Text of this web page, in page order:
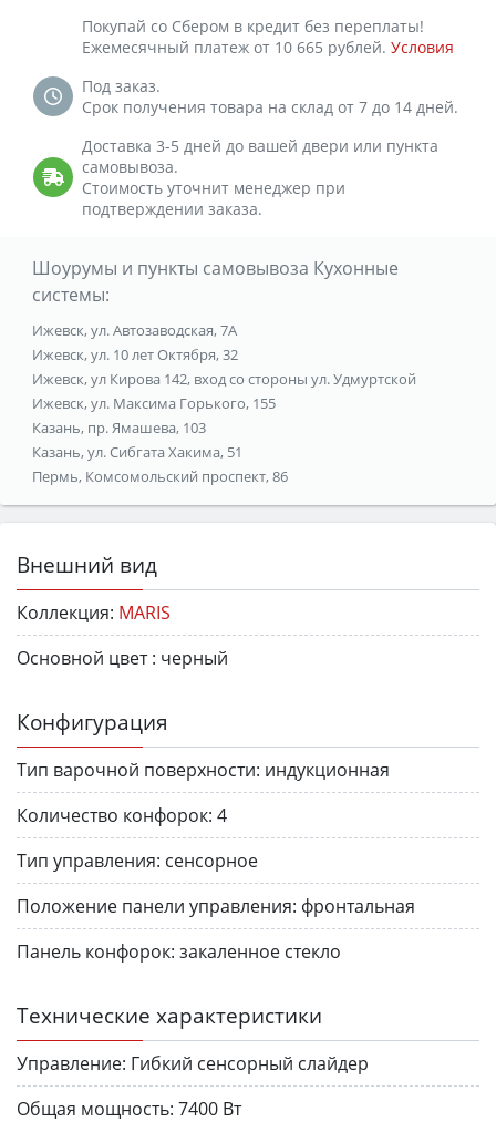
Покупай со Сбером в кредит без переплаты!
Ежемесячный платеж от 10 665 рублей. Условия
Под заказ.
Срок получения товара на склад от 7 до 14 дней.
Доставка 3-5 дней до вашей двери или пункта
самовывоза.
Стоимость уточнит менеджер при
подтверждении заказа.
Шоурумы и пункты самовывоза Кухонные
системы:
Ижевск, ул. Автозаводская, 7А
Ижевск, ул. 10 лет Октября, 32
Ижевск, ул Кирова 142, вход со стороны ул. Удмуртской
Ижевск, ул. Максима Горького, 155
Казань, пр. Ямашева, 103
Казань, ул. Сибгата Хакима, 51
Пермь, Комсомольский проспект, 86
Внешний вид
Коллекция: MARIS
Основной цвет : черный
Конфигурация
Тип варочной поверхности: индукционная
Количество конфорок: 4
Тип управления: сенсорное
Положение панели управления: фронтальная
Панель конфорок: закаленное стекло
Технические характеристики
Управление: Гибкий сенсорный слайдер
Общая мощность: 7400 Вт